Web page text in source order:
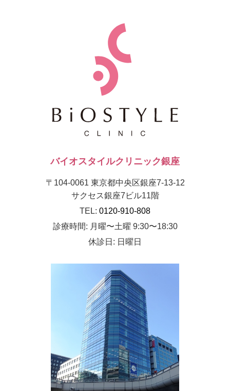
バイオスタイルクリニック銀座
〒104-0061 東京都中央区銀座7-13-12
サクセス銀座7ビル11階
TEL: 0120-910-808
診療時間: 月曜〜土曜 9:30〜18:30
休診日: 日曜日